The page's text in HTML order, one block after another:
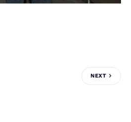
NEXT